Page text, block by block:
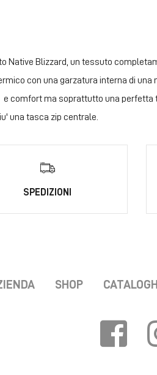
Native Blizzard, un tessuto
con una garzatura interna di
comfort ma soprattutto una perfetta
piu' una tasca zip
SPEDIZIONI
SHOP CATALOGHI